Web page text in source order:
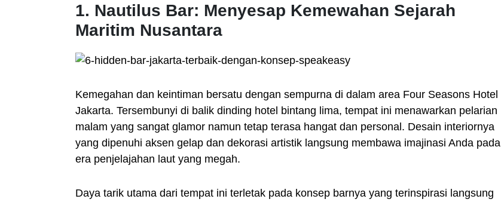
1. Nautilus Bar: Menyesap Kemewahan Sejarah
Maritim Nusantara
Kemegahan dan keintiman bersatu dengan sempurna di dalam area Four Seasons Hotel
Jakarta. Tersembunyi di balik dinding hotel bintang lima, tempat ini menawarkan pelarian
malam yang sangat glamor namun tetap terasa hangat dan personal. Desain interiornya
yang dipenuhi aksen gelap dan dekorasi artistik langsung membawa imajinasi Anda pada
era penjelajahan laut yang megah.
Daya tarik utama dari tempat ini terletak pada konsep barnya yang terinspirasi langsung